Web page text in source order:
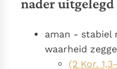
nader uitgelegd
aman - stabiel
waarheid
(2 Kor.